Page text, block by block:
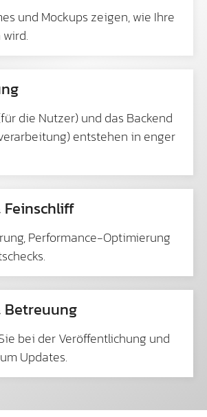
und Mockups zeigen, wie Ihre
die Nutzer) und das Backend
entstehen in enger
Feinschliff
Performance-Optimierung
Betreuung
bei der Veröffentlichung und
Updates.